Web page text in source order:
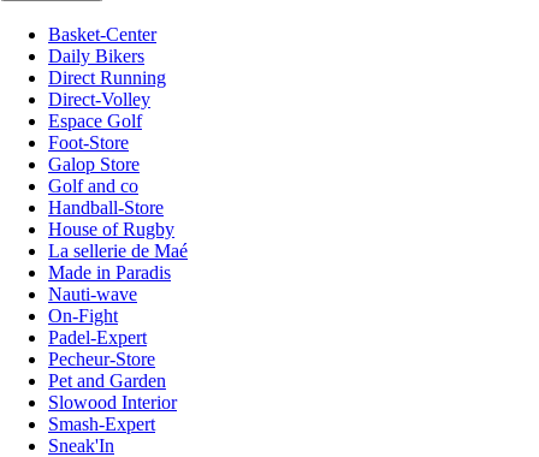
Basket-Center
Daily Bikers
Direct Running
Direct-Volley
Espace Golf
Foot-Store
Galop Store
Golf and co
Handball-Store
House of Rugby
La sellerie de Maé
Made in Paradis
Nauti-wave
On-Fight
Padel-Expert
Pecheur-Store
Pet and Garden
Slowood Interior
Smash-Expert
Sneak'In